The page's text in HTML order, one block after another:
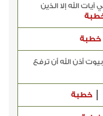
الله إلا الذين
خطبة
أذن الله أن ترفع
خطبة